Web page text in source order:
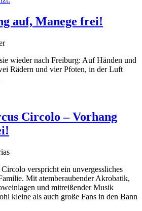
auf, Manege frei!
wieder nach Freiburg: Auf Händen und
Rädern und vier Pfoten, in der Luft
Circolo – Vorhang
Circolo verspricht ein unvergessliches
Mit atemberaubender ­Akrobatik,
und mitreißender Musik
kleine als auch große Fans in den Bann